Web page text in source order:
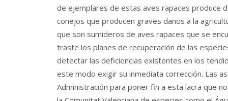
de ejemplares de estas aves rapaces produce
conejos que producen graves daños a la
que son sumideros de aves rapaces que se
traste los planes de recuperación de las
detectar las deficiencias existentes en los
este modo exigir su inmediata corrección. Las
Administración para poner fin a esta lacra que